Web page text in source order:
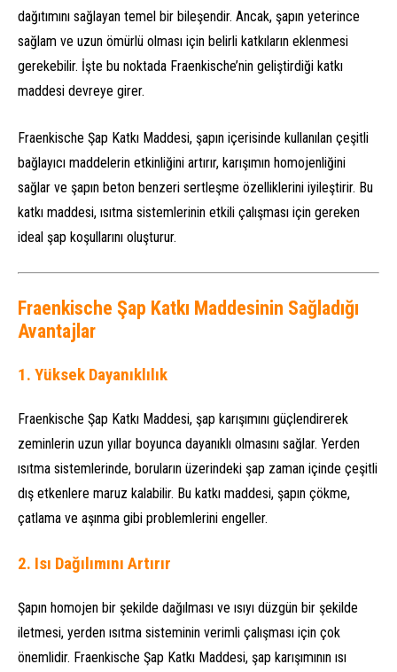
dağıtımını sağlayan temel bir bileşendir. Ancak, şapın yeterince
sağlam ve uzun ömürlü olması için belirli katkıların eklenmesi
gerekebilir. İşte bu noktada Fraenkische’nin geliştirdiği katkı
maddesi devreye girer.
Fraenkische Şap Katkı Maddesi, şapın içerisinde kullanılan çeşitli
bağlayıcı maddelerin etkinliğini artırır, karışımın homojenliğini
sağlar ve şapın beton benzeri sertleşme özelliklerini iyileştirir. Bu
katkı maddesi, ısıtma sistemlerinin etkili çalışması için gereken
ideal şap koşullarını oluşturur.
Fraenkische Şap Katkı Maddesinin Sağladığı
Avantajlar
1. Yüksek Dayanıklılık
Fraenkische Şap Katkı Maddesi, şap karışımını güçlendirerek
zeminlerin uzun yıllar boyunca dayanıklı olmasını sağlar. Yerden
ısıtma sistemlerinde, boruların üzerindeki şap zaman içinde çeşitli
dış etkenlere maruz kalabilir. Bu katkı maddesi, şapın çökme,
çatlama ve aşınma gibi problemlerini engeller.
2. Isı Dağılımını Artırır
Şapın homojen bir şekilde dağılması ve ısıyı düzgün bir şekilde
iletmesi, yerden ısıtma sisteminin verimli çalışması için çok
önemlidir. Fraenkische Şap Katkı Maddesi, şap karışımının ısı